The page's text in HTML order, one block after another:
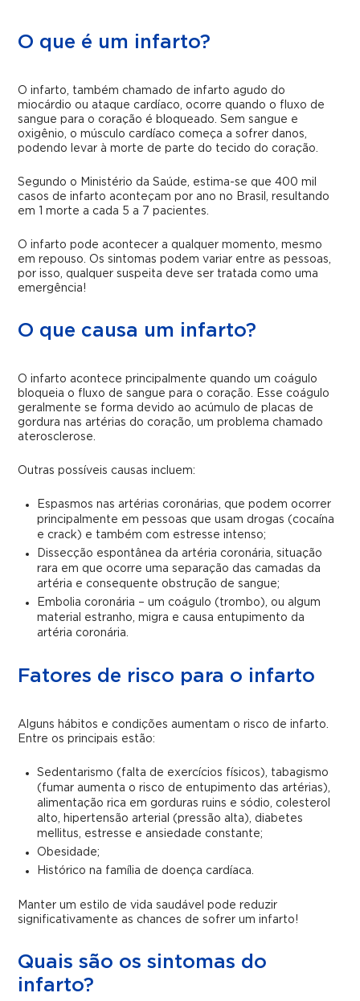
O que é um infarto?
O infarto, também chamado de infarto agudo do
miocárdio ou ataque cardíaco, ocorre quando o fluxo de
sangue para o coração é bloqueado. Sem sangue e
oxigênio, o músculo cardíaco começa a sofrer danos,
podendo levar à morte de parte do tecido do coração.
Segundo o Ministério da Saúde, estima-se que 400 mil
casos de infarto aconteçam por ano no Brasil, resultando
em 1 morte a cada 5 a 7 pacientes.
O infarto pode acontecer a qualquer momento, mesmo
em repouso. Os sintomas podem variar entre as pessoas,
por isso, qualquer suspeita deve ser tratada como uma
emergência!
O que causa um infarto?
O infarto acontece principalmente quando um coágulo
bloqueia o fluxo de sangue para o coração. Esse coágulo
geralmente se forma devido ao acúmulo de placas de
gordura nas artérias do coração, um problema chamado
aterosclerose.
Outras possíveis causas incluem:
Espasmos nas artérias coronárias, que podem ocorrer
principalmente em pessoas que usam drogas (cocaína
e crack) e também com estresse intenso;
Dissecção espontânea da artéria coronária, situação
rara em que ocorre uma separação das camadas da
artéria e consequente obstrução de sangue;
Embolia coronária – um coágulo (trombo), ou algum
material estranho, migra e causa entupimento da
artéria coronária.
Fatores de risco para o infarto
Alguns hábitos e condições aumentam o risco de infarto.
Entre os principais estão:
Sedentarismo (falta de exercícios físicos), tabagismo
(fumar aumenta o risco de entupimento das artérias),
alimentação rica em gorduras ruins e sódio, colesterol
alto, hipertensão arterial (pressão alta), diabetes
mellitus, estresse e ansiedade constante;
Obesidade;
Histórico na família de doença cardíaca.
Manter um estilo de vida saudável pode reduzir
significativamente as chances de sofrer um infarto!
Quais são os sintomas do
infarto?